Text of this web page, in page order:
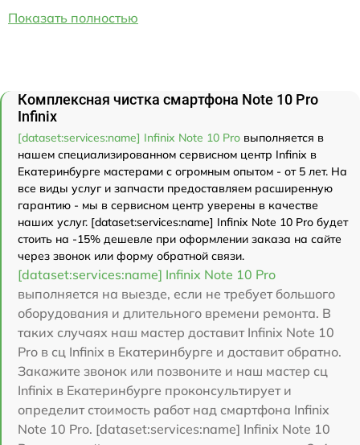
Показать полностью
Комплексная чистка смартфона Note 10 Pro
Infinix
[dataset:services:name] Infinix Note 10 Pro выполняется в
нашем специализированном сервисном центр Infinix в
Екатеринбурге мастерами с огромным опытом - от 5 лет. На
все виды услуг и запчасти предоставляем расширенную
гарантию - мы в сервисном центр уверены в качестве
наших услуг. [dataset:services:name] Infinix Note 10 Pro будет
стоить на -15% дешевле при оформлении заказа на сайте
через звонок или форму обратной связи.
[dataset:services:name] Infinix Note 10 Pro
выполняется на выезде, если не требует большого
оборудования и длительного времени ремонта. В
таких случаях наш мастер доставит Infinix Note 10
Pro в сц Infinix в Екатеринбурге и доставит обратно.
Закажите звонок или позвоните и наш мастер сц
Infinix в Екатеринбурге проконсультирует и
определит стоимость работ над смартфона Infinix
Note 10 Pro. [dataset:services:name] Infinix Note 10